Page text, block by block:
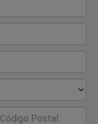
Código Postal